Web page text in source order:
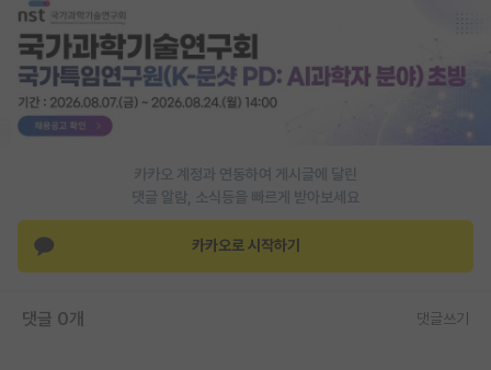
장학금/장학생 게시판
학술 정보 게시판
홍보 게시판
유학교육
반도체 아카데미
카카오 계정과 연동하여 게시글에 달린
댓글 알람, 소식등을 빠르게 받아보세요
카카오로 시작하기
댓글 0개 댓글쓰기